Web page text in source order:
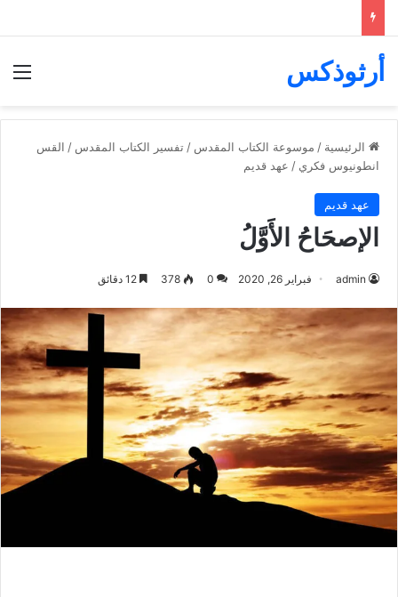
أرثوذكس
الرئيسية / موسوعة الكتاب المقدس / تفسير الكتاب المقدس / القس
انطونيوس فكري / عهد قديم
عهد قديم
الإصحَاحُ الأَوَّلُ
admin فبراير 26, 2020 0
378